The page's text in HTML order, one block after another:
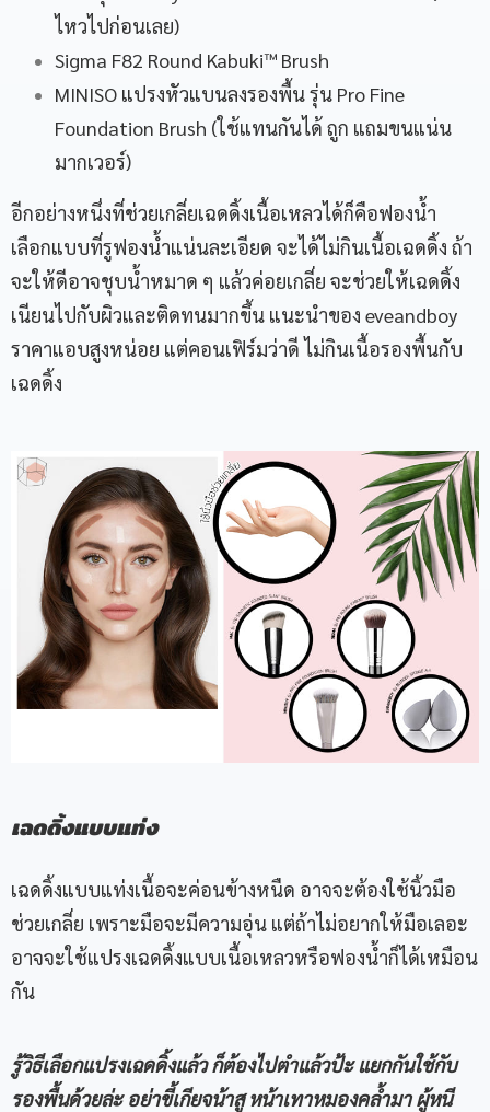
ไหวไปก่อนเลย)
Sigma F82 Round Kabuki™ Brush
MINISO แปรงหัวแบนลงรองพื้น รุ่น Pro Fine
Foundation Brush (ใช้แทนกันได้ ถูก แถมขนแน่น
มากเวอร์)
อีกอย่างหนึ่งที่ช่วยเกลี่ยเฉดดิ้งเนื้อเหลวได้ก็คือฟองน้ำ
เลือกแบบที่รูฟองน้ำแน่นละเอียด จะได้ไม่กินเนื้อเฉดดิ้ง ถ้า
จะให้ดีอาจชุบน้ำหมาด ๆ แล้วค่อยเกลี่ย จะช่วยให้เฉดดิ้ง
เนียนไปกับผิวและติดทนมากขึ้น แนะนำของ eveandboy
ราคาแอบสูงหน่อย แต่คอนเฟิร์มว่าดี ไม่กินเนื้อรองพื้นกับ
เฉดดิ้ง
เฉดดิ้งแบบแท่ง
เฉดดิ้งแบบแท่งเนื้อจะค่อนข้างหนืด อาจจะต้องใช้นิ้วมือ
ช่วยเกลี่ย เพราะมือจะมีความอุ่น แต่ถ้าไม่อยากให้มือเลอะ
อาจจะใช้แปรงเฉดดิ้งแบบเนื้อเหลวหรือฟองน้ำก็ได้เหมือน
กัน
รู้วิธีเลือกแปรงเฉดดิ้งแล้ว ก็ต้องไปตำแล้วป้ะ แยกกันใช้กับ
รองพื้นด้วยล่ะ อย่าขี้เกียจน้าสู หน้าเทาหมองคล้ำมา ผู้หนี